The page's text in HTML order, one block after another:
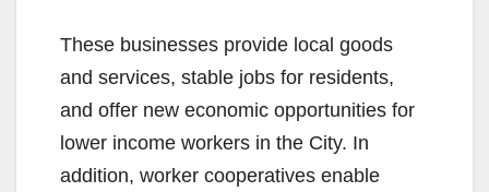
These businesses provide local goods
and services, stable jobs for residents,
and offer new economic opportunities for
lower income workers in the City. In
addition, worker cooperatives enable